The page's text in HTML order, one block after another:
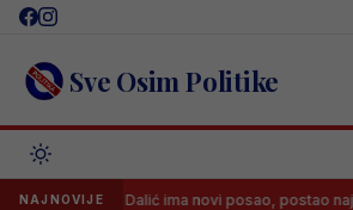
Skip
content Sve Osim Politike
NAJNOVIJE
Zlatko Dalić ima novi posao, postao